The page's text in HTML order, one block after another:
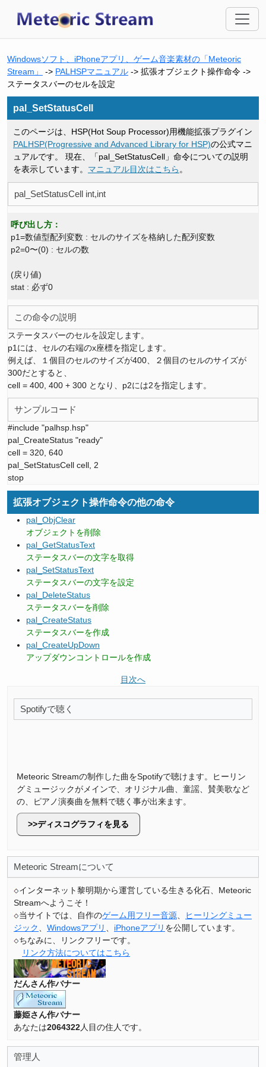
Windowsソフト、iPhoneアプリ、ゲーム音楽素材の「Meteoric
Stream」
-> PALHSPマニュアル -> 拡張オブジェクト操作命令 ->
ステータスバーのセルを設定
pal_SetStatusCell
このページは、HSP(Hot Soup Processor)用機能拡張プラグイン
PALHSP(Progressive and Advanced Library for HSP)の公式マニ
ュアルです。 現在、「pal_SetStatusCell」命令についての説明
を表示しています。 マニュアル目次はこちら 。
pal_SetStatusCell int,int
呼び出し方：
p1=数値型配列変数 : セルのサイズを格納した配列変数
p2=0〜(0) : セルの数
(戻り値)
stat : 必ず0
この命令の説明
ステータスバーのセルを設定します。
p1には、セルの右端のx座標を指定します。
例えば、１個目のセルのサイズが400、２個目のセルのサイズが
300だとすると、
cell = 400, 400 + 300 となり、p2には2を指定します。
サンプルコード
#include "palhsp.hsp"
pal_CreateStatus "ready"
cell = 320, 640
pal_SetStatusCell cell, 2
stop
拡張オブジェクト操作命令の他の命令
pal_ObjClear
オブジェクトを削除
pal_GetStatusText
ステータスバーの文字を取得
pal_SetStatusText
ステータスバーの文字を設定
pal_DeleteStatus
ステータスバーを削除
pal_CreateStatus
ステータスバーを作成
pal_CreateUpDown
アップダウンコントロールを作成
目次へ
Spotifyで聴く
Meteoric Streamの制作した曲をSpotifyで聴けます。ヒーリン
グミュージックがメインで、オリジナル曲、童謡、賛美歌など
の、ピアノ演奏曲を無料で聴く事が出来ます。
ディスコグラフィを見る
Meteoric Streamについて
インターネット黎明期から運営している生きる化石、Meteoric
Streamへようこそ！
当サイトでは、自作のゲーム用フリー音源
ヒーリングミュー
ジック
Windowsアプリ iPhoneアプリ を公開しています。
ちなみに、リンクフリーです。
リンク方法についてはこちら
だんさん作バナー
藤姫さん作バナー
あなたは2064322人目の住人です。
管理人